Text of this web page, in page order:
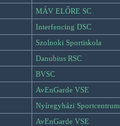
MÁV ELŐRE SC
Interfencing DSC
Szolnoki Sportiskola
Danubius RSC
BVSC
AvEnGarde VSE
Nyíregyházi Sportcentrum
AvEnGarde VSE